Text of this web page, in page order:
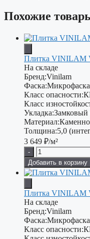
Похожие
Плитка VINILAM
На складе
Бренд:Vinilam
Фаска:Микрофаска
Класс опасности:
Класс
Укладка:Замковый
Материал:
Толщина:5,0
3 649 ₽/м²
-
Добавить в корзину
Плитка VINILAM
На складе
Бренд:Vinilam
Фаска:Микрофаска
Класс опасности: